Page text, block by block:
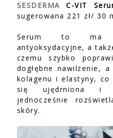
SESDERMA C-VIT
sugerowana 221 zł/ 30
Serum to ma
antyoksydacyjne, a
czemu szybko
dogłębne nawilżenie,
kolagenu i elastyny,
się ujędrniona i
jednocześnie
skóry.